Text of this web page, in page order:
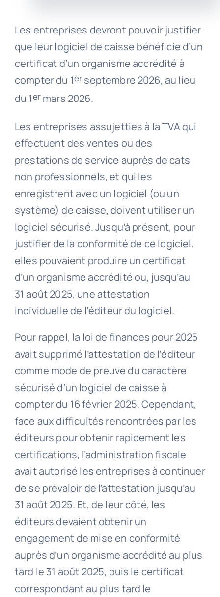
Les entreprises devront pouvoir justifier
que leur logiciel de caisse bénéficie d’un
certificat d’un organisme accrédité à
compter du 1er septembre 2026, au lieu
du 1ermars 2026.
Les entreprises assujetties à la TVA qui
effectuent des ventes ou des
prestations de service auprès de cats
non professionnels, et qui les
enregistrent avec un logiciel (ou un
système) de caisse, doivent utiliser un
logiciel sécurisé. Jusqu’à présent, pour
justifier de la conformité de ce logiciel,
elles pouvaient produire un certificat
d’un organisme accrédité ou, jusqu’au
31 août 2025, une attestation
individuelle de l’éditeur du logiciel.
Pour rappel, la loi de finances pour 2025
avait supprimé l’attestation de l’éditeur
comme mode de preuve du caractère
sécurisé d’un logiciel de caisse à
compter du 16 février 2025. Cependant,
face aux difficultés rencontrées par les
éditeurs pour obtenir rapidement les
certifications, l’administration fiscale
avait autorisé les entreprises à continuer
de se prévaloir de l’attestation jusqu’au
31 août 2025. Et, de leur côté, les
éditeurs devaient obtenir un
engagement de mise en conformité
auprès d’un organisme accrédité au plus
tard le 31 août 2025, puis le certificat
correspondant au plus tard le